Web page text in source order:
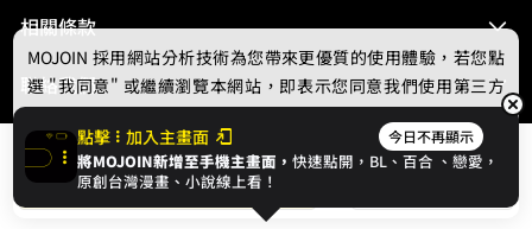
開始閱讀
相關條款
聯絡我們
© 2024 gamania Digital Entertainment Co., Ltd.
點擊 加入主畫面 今日不再顯示
將MOJOIN新增至手機主畫面，快速點開，BL、百合 、戀愛，
原創台灣漫畫、小說線上看！
MOJOIN 採用網站分析技術為您帶來更優質的使用體驗，若您點
選 "我同意" 或繼續瀏覽本網站，即表示您同意我們使用第三方
Cookie，欲瞭解更多資訊請見隱私權政策。
我同意